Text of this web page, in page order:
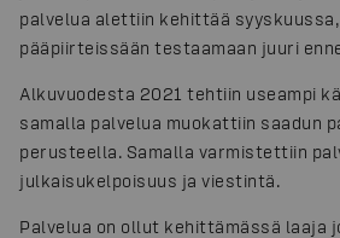
palvelua alettiin kehittää
pääpiirteissään testaamaan juuri
Alkuvuodesta 2021 tehtiin useampi
samalla palvelua muokattiin saadun
perusteella. Samalla varmistettiin
julkaisukelpoisuus ja viestintä.
Palvelua on ollut kehittämässä laaja